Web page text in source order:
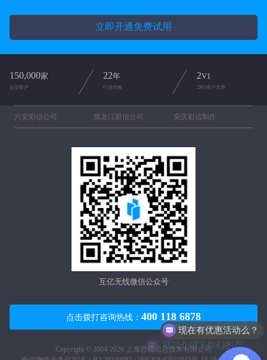
立即开通免费试用
150,000家
企业客户
22年
行业经验
2V1
2对1客户支持
六安彩信公司 黑龙江彩信公司 安庆彩信制作
互亿无线微信公众号
点击拨打咨询热线： 400 118 6878
Copyright © 2004-2026 上海思锐信息技术有限公司
可以介绍下你们的产品么？
现在有优惠活动么？